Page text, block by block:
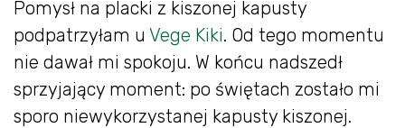
Pomysł na placki z kiszonej kapusty
podpatrzyłam u Vege Kiki. Od tego momentu
nie dawał mi spokoju. W końcu nadszedł
sprzyjający moment: po świętach zostało mi
sporo niewykorzystanej kapusty kiszonej.